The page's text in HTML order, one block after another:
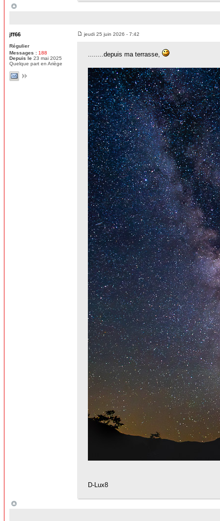
jff66 jeudi 25 juin 2026 - 7:42
Régulier
Messages : 188
Depuis le 23 mai 2025
Quelque part en Ariège
........depuis ma terrasse,
D-Lux8